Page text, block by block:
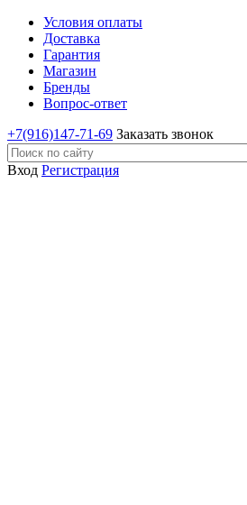
Условия оплаты
Доставка
Гарантия
Магазин
Бренды
Вопрос-ответ
+7(916)147-71-69 Заказать звонок
Вход Регистрация